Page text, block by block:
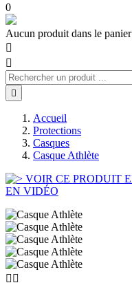
0
Aucun produit dans le panier



Accueil
Protections
Casques
Casque Athlète
EN VIDÉO
 